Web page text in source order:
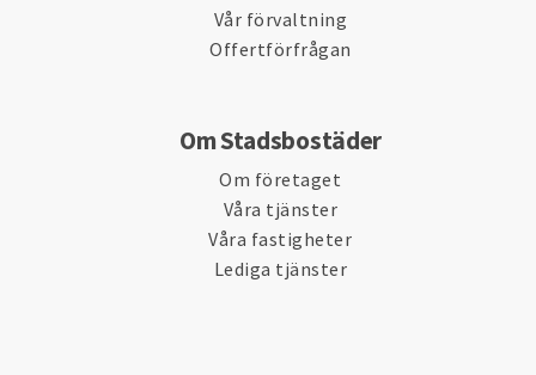
Vår förvaltning
Offertförfrågan
Om Stadsbostäder
Om företaget
Våra tjänster
Våra fastigheter
Lediga tjänster